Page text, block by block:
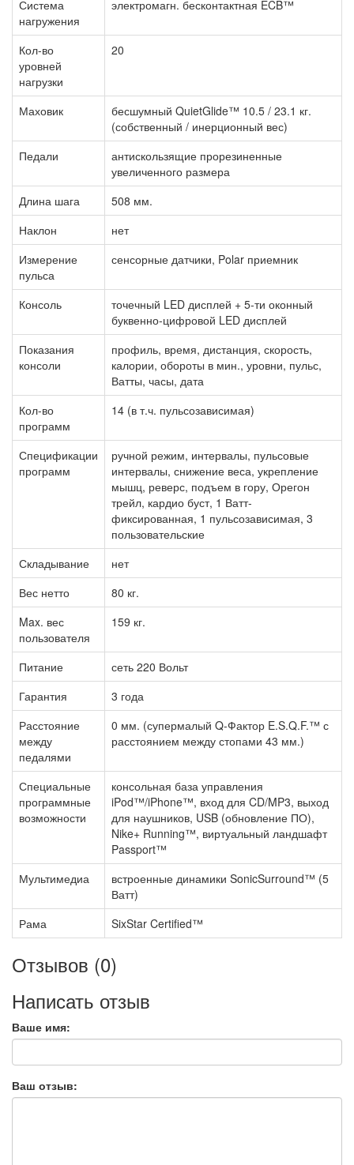
Система
нагружения
электромагн. бесконтактная ECB™
Кол-во
уровней
нагрузки
20
Маховик
бесшумный QuietGlide™ 10.5 / 23.1 кг.
(собственный / инерционный вес)
Педали
антискользящие прорезиненные
увеличенного размера
Длина шага
508 мм.
Наклон
нет
Измерение
пульса
сенсорные датчики, Polar приемник
Консоль
точечный LED дисплей + 5-ти оконный
буквенно-цифровой LED дисплей
Показания
консоли
профиль, время, дистанция, скорость,
калории, обороты в мин., уровни, пульс,
Ватты, часы, дата
Кол-во
программ
14 (в т.ч. пульсозависимая)
Спецификации
программ
ручной режим, интервалы, пульсовые
интервалы, снижение веса, укрепление
мышц, реверс, подъем в гору, Орегон
трейл, кардио буст, 1 Ватт-
фиксированная, 1 пульсозависимая, 3
пользовательские
Складывание
нет
Вес нетто
80 кг.
Max. вес
пользователя
159 кг.
Питание
сеть 220 Вольт
Гарантия
3 года
Расстояние
между
педалями
0 мм. (супермалый Q-Фактор E.S.Q.F.™ с
расстоянием между стопами 43 мм.)
Специальные
программные
возможности
консольная база управления
iPod™/iPhone™, вход для CD/MP3, выход
для наушников, USB (обновление ПО),
Nike+ Running™, виртуальный ландшафт
Passport™
Мультимедиа
встроенные динамики SonicSurround™ (5
Ватт)
Рама
SixStar Certified™
Отзывов (0)
Написать отзыв
Ваше имя:
Ваш отзыв: